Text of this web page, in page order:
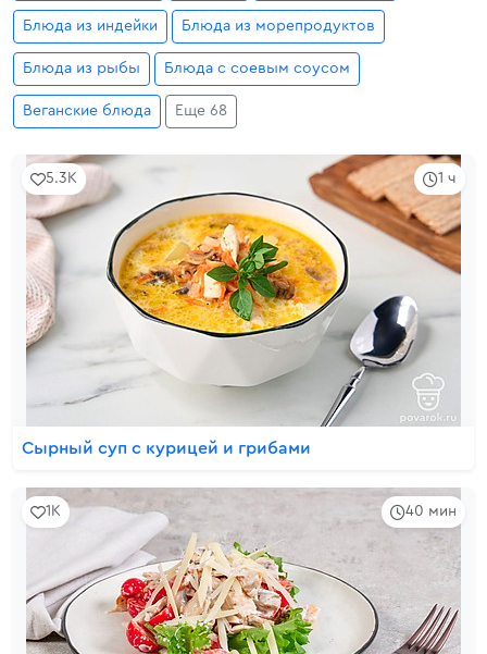
Блюда из индейки Блюда из морепродуктов
Блюда из рыбы Блюда с соевым соусом
Веганские блюда Еще 68
1 ч
5.3K
Сырный суп с курицей и грибами
40 мин
1K